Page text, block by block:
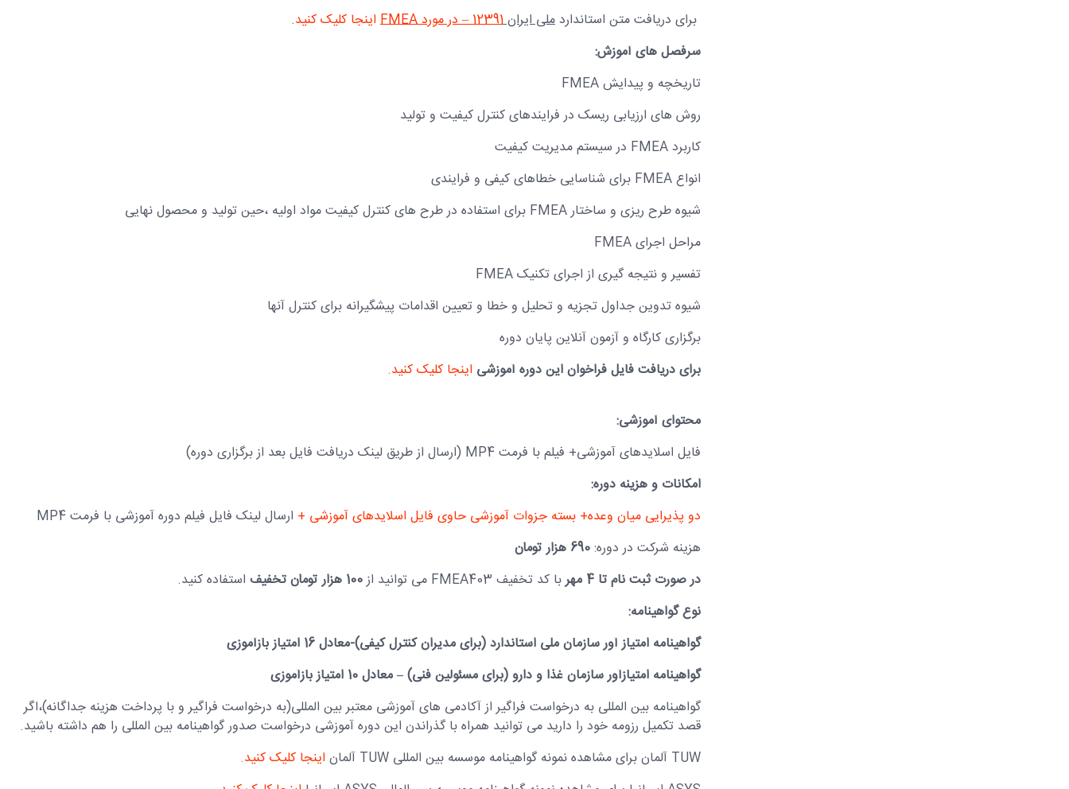
برای دریافت متن استانداردملی ایران12391 – در مورد FMEA اینجا کلیک کنید.
سرفصل های آموزش:
تاریخچه و پیدایش FMEA
روش های ارزیابی ریسک در فرایندهای کنترل کیفیت و تولید
کاربرد FMEA در سیستم مدیریت کیفیت
انواع FMEA برای شناسایی خطاهای کیفی و فرایندی
شیوه طرح ریزی و ساختار FMEA برای استفاده در طرح های کنترل کیفیت مواد اولیه ،حین تولید و محصول نهایی
مراحل اجرای FMEA
تفسیر و نتیجه گیری از اجرای تکنیک FMEA
شیوه تدوین جداول تجزیه و تحلیل و خطا و تعیین اقدامات پیشگیرانه برای کنترل آنها
برگزاری کارگاه و آزمون آنلاین پایان دوره
برای دریافت فایل فراخوان این دوره آموزشی اینجا کلیک کنید.
محتوای آموزشی:
فایل اسلایدهای آموزشی+ فیلم با فرمت MP4 (ارسال از طریق لینک دریافت فایل بعد از برگزاری دوره)
امکانات و هزینه دوره:
دو پذیرایی میان وعده+ بسته جزوات آموزشی حاوی فایل اسلایدهای آموزشی + ارسال لینک فایل فیلم دوره آموزشی با فرمت MP4
هزینه شرکت در دوره:690 هزار تومان
در صورت ثبت نام تا 4 مهر
با کد تخفیف FMEA403 می توانید از 100 هزار تومان تخفیف
استفاده کنید.
نوع گواهینامه:
گواهینامه امتیاز آور سازمان ملی استاندارد(برای مدیران کنترل کیفی)-معادل 16 امتیاز بازآموزی
گواهینامه امتیازآور سازمان غذا و دارو (برای مسئولین فنی) – معادل 10 امتیاز بازآموزی
گواهینامه بین المللی به درخواست فراگیر از آکادمی های آموزشی معتبر بین المللی(به درخواست فراگیر و با پرداخت هزینه جداگانه)،اگر
قصد تکمیل رزومه خود را دارید می توانید همراه با گذراندن این دوره آموزشی درخواست صدور گواهینامه بین المللی را هم داشته باشید.
TUW آلمان برای مشاهده نمونه گواهینامه موسسه بین المللی TUW آلمان
اینجا کلیک کنید.